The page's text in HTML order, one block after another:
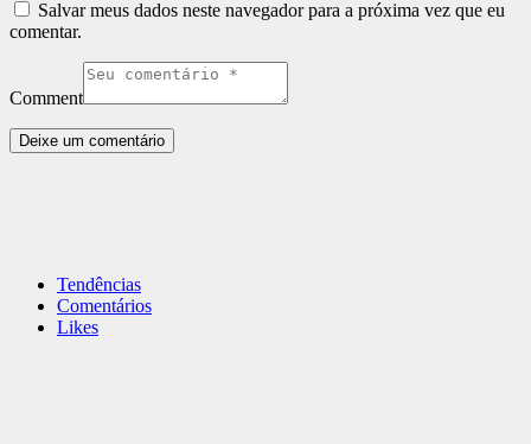
Salvar meus dados neste navegador para a próxima vez que eu
comentar.
Comment
Tendências
Comentários
Likes